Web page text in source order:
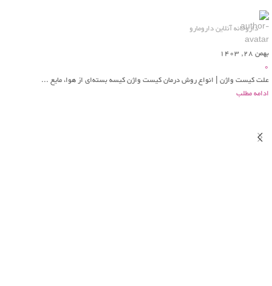
داروخانه آنلاین دارومارو
بهمن 28, 1403
0
علت کیست واژن | انواع روش درمان کیست واژن کیسه بسته‌ای از هوا، مایع ...
ادامه مطلب